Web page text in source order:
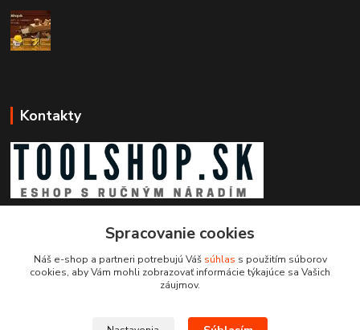
Kontakty
+421 903 204 273
info@toolshop.sk
Spracovanie cookies
Náš e-shop a partneri potrebujú Váš súhlas s použitím súborov
cookies, aby Vám mohli zobrazovať informácie týkajúce sa Vašich
záujmov.